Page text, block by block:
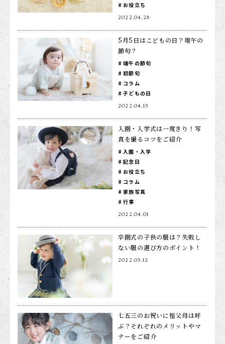
お役立ち
2022.04.28
5月5日はこどもの日？端午の
節句？
端午の節句
初節句
コラム
子どもの日
2022.04.15
入園・入学式は一度きり！写
真を撮るコツをご紹介
入園・入学
記念日
お役立ち
コラム
家族写真
行事
2022.04.01
卒園式の子供の服は？失敗し
ない服の選び方のポイント！
2022.03.12
七五三のお祝いに祖父母は呼
ぶ？それぞれのメリットやマ
ナーをご紹介